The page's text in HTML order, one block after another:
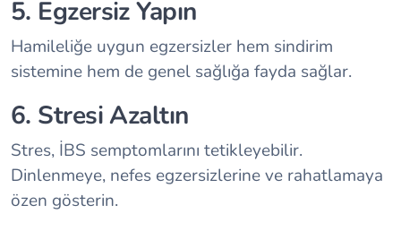
5. Egzersiz Yapın
Hamileliğe uygun egzersizler hem sindirim
sistemine hem de genel sağlığa fayda sağlar.
6. Stresi Azaltın
Stres, İBS semptomlarını tetikleyebilir.
Dinlenmeye, nefes egzersizlerine ve rahatlamaya
özen gösterin.